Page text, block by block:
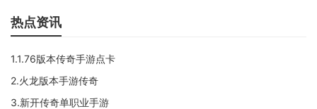
热点资讯
1.1.76版本传奇手游点卡
2.火龙版本手游传奇
3.新开传奇单职业手游